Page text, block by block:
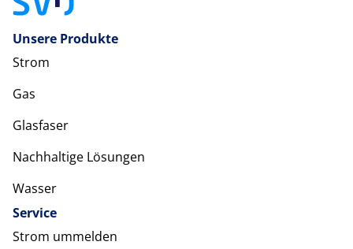
Unsere Produkte
Strom
Gas
Glasfaser
Nachhaltige Lösungen
Wasser
Service
Strom ummelden